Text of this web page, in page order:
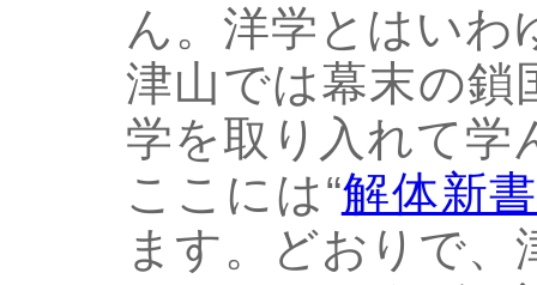
ん。洋学とはいわ
津山では幕末の鎖
学を取り入れて学
ここには“解体新
ます。どおりで